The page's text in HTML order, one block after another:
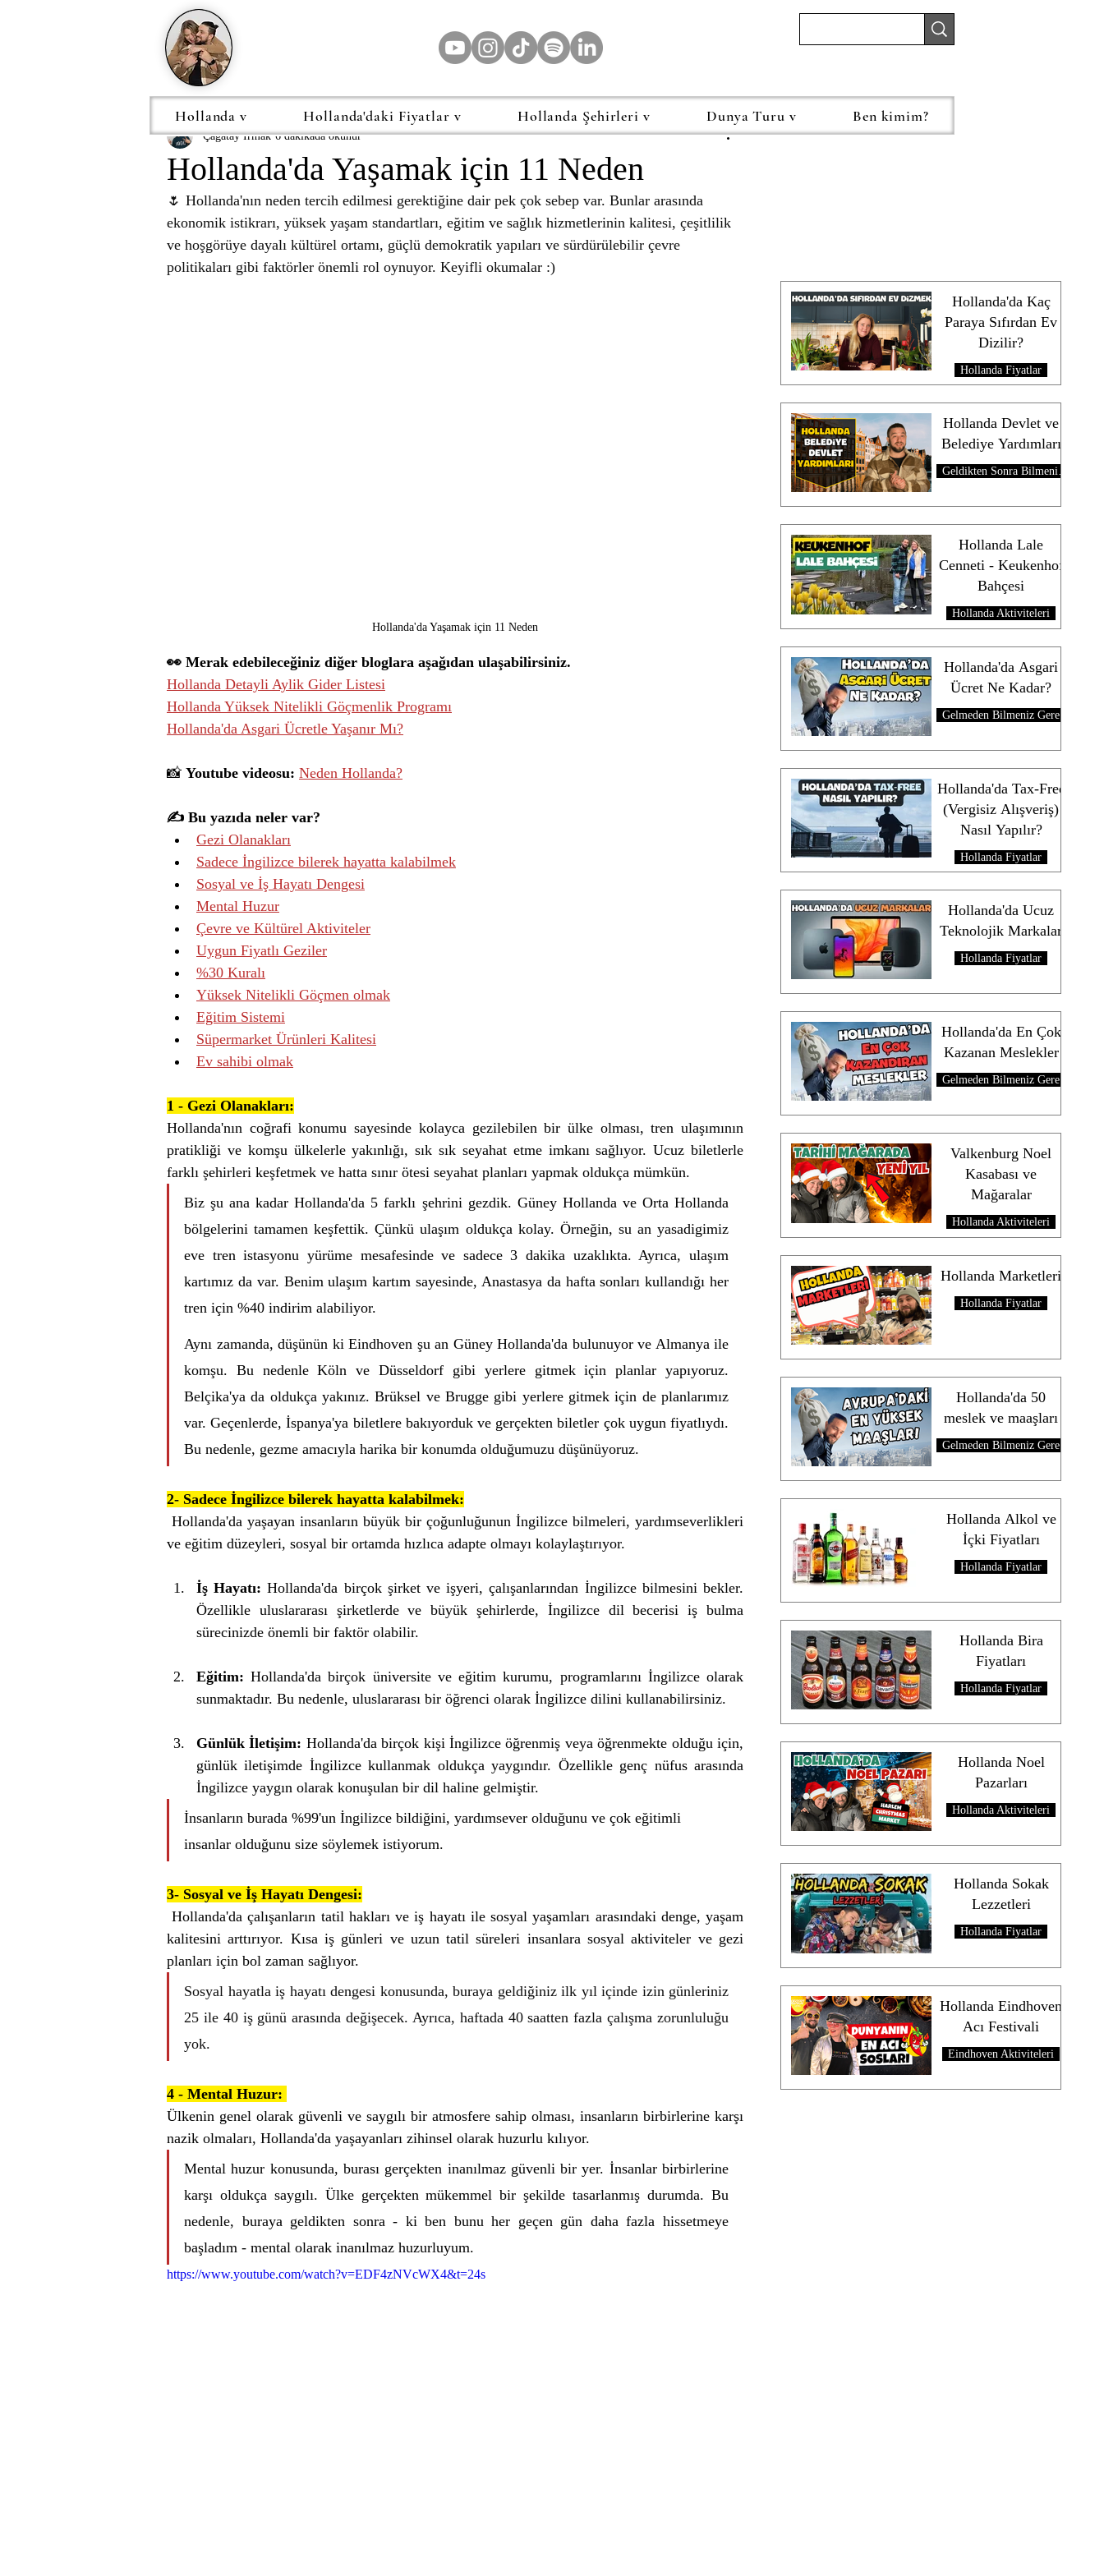
Hollanda v Hollanda'daki Fiyatlar v Hollanda Şehirleri v Dunya Turu v Ben kimim?
Hollanda'da Yaşamak için 11 Neden
Çağatay Irmak 6 dakikada okunur
🌷 Hollanda'nın neden tercih edilmesi gerektiğine dair pek çok sebep var. Bunlar arasında
ekonomik istikrarı, yüksek yaşam standartları, eğitim ve sağlık hizmetlerinin kalitesi, çeşitlilik
ve hoşgörüye dayalı kültürel ortamı, güçlü demokratik yapıları ve sürdürülebilir çevre
politikaları gibi faktörler önemli rol oynuyor. Keyifli okumalar :)
Hollanda'da Yaşamak için 11 Neden
👀 Merak edebileceğiniz diğer bloglara aşağıdan ulaşabilirsiniz.
Hollanda Detayli Aylik Gider Listesi
Hollanda Yüksek Nitelikli Göçmenlik Programı
Hollanda'da Asgari Ücretle Yaşanır Mı?
📸 Youtube videosu: Neden Hollanda?
✍️ Bu yazıda neler var?
Gezi Olanakları
Sadece İngilizce bilerek hayatta kalabilmek
Sosyal ve İş Hayatı Dengesi
Mental Huzur
Çevre ve Kültürel Aktiviteler
Uygun Fiyatlı Geziler
%30 Kuralı
Yüksek Nitelikli Göçmen olmak
Eğitim Sistemi
Süpermarket Ürünleri Kalitesi
Ev sahibi olmak
1 - Gezi Olanakları:
Hollanda'nın coğrafi konumu sayesinde kolayca gezilebilen bir ülke olması, tren ulaşımının
pratikliği ve komşu ülkelerle yakınlığı, sık sık seyahat etme imkanı sağlıyor. Ucuz biletlerle
farklı şehirleri keşfetmek ve hatta sınır ötesi seyahat planları yapmak oldukça mümkün.
Biz şu ana kadar Hollanda'da 5 farklı şehrini gezdik. Güney Hollanda ve Orta Hollanda
bölgelerini tamamen keşfettik. Çünkü ulaşım oldukça kolay. Örneğin, su an yasadigimiz
eve tren istasyonu yürüme mesafesinde ve sadece 3 dakika uzaklıkta. Ayrıca, ulaşım
kartımız da var. Benim ulaşım kartım sayesinde, Anastasya da hafta sonları kullandığı her
tren için %40 indirim alabiliyor.
Aynı zamanda, düşünün ki Eindhoven şu an Güney Hollanda'da bulunuyor ve Almanya ile
komşu. Bu nedenle Köln ve Düsseldorf gibi yerlere gitmek için planlar yapıyoruz.
Belçika'ya da oldukça yakınız. Brüksel ve Brugge gibi yerlere gitmek için de planlarımız
var. Geçenlerde, İspanya'ya biletlere bakıyorduk ve gerçekten biletler çok uygun fiyatlıydı.
Bu nedenle, gezme amacıyla harika bir konumda olduğumuzu düşünüyoruz.
2- Sadece İngilizce bilerek hayatta kalabilmek:
Hollanda'da yaşayan insanların büyük bir çoğunluğunun İngilizce bilmeleri, yardımseverlikleri
ve eğitim düzeyleri, sosyal bir ortamda hızlıca adapte olmayı kolaylaştırıyor.
İş Hayatı: Hollanda'da birçok şirket ve işyeri, çalışanlarından İngilizce bilmesini bekler.
Özellikle uluslararası şirketlerde ve büyük şehirlerde, İngilizce dil becerisi iş bulma
sürecinizde önemli bir faktör olabilir.
Eğitim: Hollanda'da birçok üniversite ve eğitim kurumu, programlarını İngilizce olarak
sunmaktadır. Bu nedenle, uluslararası bir öğrenci olarak İngilizce dilini kullanabilirsiniz.
Günlük İletişim: Hollanda'da birçok kişi İngilizce öğrenmiş veya öğrenmekte olduğu için,
günlük iletişimde İngilizce kullanmak oldukça yaygındır. Özellikle genç nüfus arasında
İngilizce yaygın olarak konuşulan bir dil haline gelmiştir.
İnsanların burada %99'un İngilizce bildiğini, yardımsever olduğunu ve çok eğitimli
insanlar olduğunu size söylemek istiyorum.
3- Sosyal ve İş Hayatı Dengesi:
Hollanda'da çalışanların tatil hakları ve iş hayatı ile sosyal yaşamları arasındaki denge, yaşam
kalitesini arttırıyor. Kısa iş günleri ve uzun tatil süreleri insanlara sosyal aktiviteler ve gezi
planları için bol zaman sağlıyor.
Sosyal hayatla iş hayatı dengesi konusunda, buraya geldiğiniz ilk yıl içinde izin günleriniz
25 ile 40 iş günü arasında değişecek. Ayrıca, haftada 40 saatten fazla çalışma zorunluluğu
yok.
4 - Mental Huzur:
Ülkenin genel olarak güvenli ve saygılı bir atmosfere sahip olması, insanların birbirlerine karşı
nazik olmaları, Hollanda'da yaşayanları zihinsel olarak huzurlu kılıyor.
Mental huzur konusunda, burası gerçekten inanılmaz güvenli bir yer. İnsanlar birbirlerine
karşı oldukça saygılı. Ülke gerçekten mükemmel bir şekilde tasarlanmış durumda. Bu
nedenle, buraya geldikten sonra - ki ben bunu her geçen gün daha fazla hissetmeye
başladım - mental olarak inanılmaz huzurluyum.
https://www.youtube.com/watch?v=EDF4zNVcWX4&t=24s
Hollanda'da Kaç
Paraya Sıfırdan Ev
Dizilir?
Hollanda Fiyatlar
Hollanda Devlet ve
Belediye Yardımları
Geldikten Sonra Bilmeniz Gerekenler
Hollanda Lale
Cenneti - Keukenhof
Bahçesi
Hollanda Aktiviteleri
Hollanda'da Asgari
Ücret Ne Kadar?
Hollanda'da Tax-Free
(Vergisiz Alışveriş)
Nasıl Yapılır?
Hollanda Fiyatlar
Hollanda'da Ucuz
Teknolojik Markalar
Hollanda Fiyatlar
Hollanda'da En Çok
Kazanan Meslekler
Valkenburg Noel
Kasabası ve
Mağaralar
Hollanda Aktiviteleri
Hollanda Marketleri
Hollanda Fiyatlar
Hollanda'da 50
meslek ve maaşları
Hollanda Alkol ve
İçki Fiyatları
Hollanda Fiyatlar
Hollanda Bira
Fiyatları
Hollanda Fiyatlar
Hollanda Noel
Pazarları
Hollanda Aktiviteleri
Hollanda Sokak
Lezzetleri
Hollanda Fiyatlar
Hollanda Eindhoven
Acı Festivali
Eindhoven Aktiviteleri